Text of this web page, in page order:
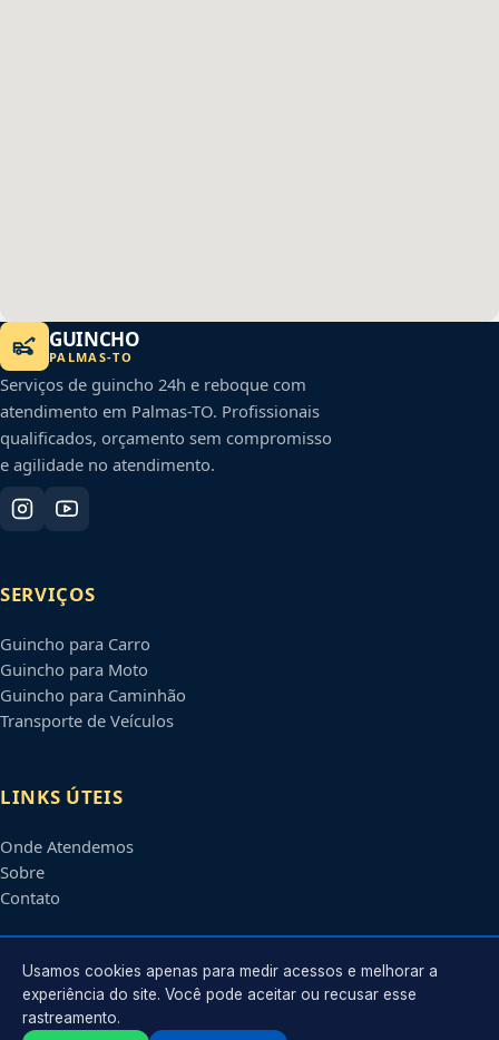
GUINCHO
PALMAS-TO
Serviços de guincho 24h e reboque com
atendimento em Palmas-TO. Profissionais
qualificados, orçamento sem compromisso
e agilidade no atendimento.
SERVIÇOS
Guincho para Carro
Guincho para Moto
Guincho para Caminhão
Transporte de Veículos
LINKS ÚTEIS
Onde Atendemos
Sobre
Contato
CONTATO
Atendimento em
Usamos cookies apenas para medir acessos e melhorar a
experiência do site. Você pode aceitar ou recusar esse
rastreamento.